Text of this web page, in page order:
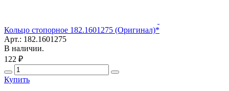
Кольцо стопорное 182.1601275 (Оригинал)*
Арт.: 182.1601275
В наличии.
122 ₽
Купить